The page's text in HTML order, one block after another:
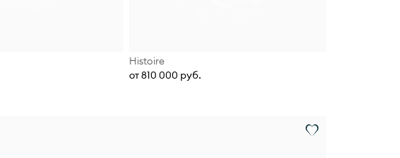
Histoire
от 810 000 руб.